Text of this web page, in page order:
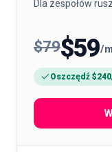
Dla zespołów
$79$59/
Oszczędź